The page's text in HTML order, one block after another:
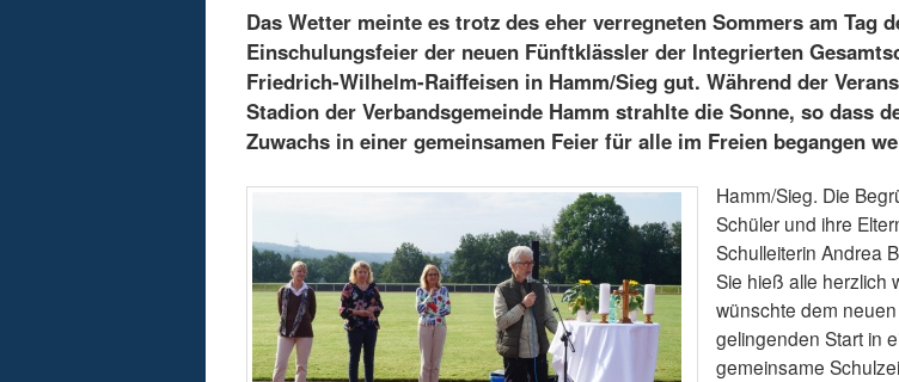
Das Wetter meinte es trotz des eher verregneten Sommers am Tag
Einschulungsfeier der neuen Fünftklässler der Integrierten
Friedrich-Wilhelm-Raiffeisen in Hamm/Sieg gut. Während der
Stadion der Verbandsgemeinde Hamm strahlte die Sonne, so dass
Zuwachs in einer gemeinsamen Feier für alle im Freien begangen
Hamm/Sieg. Die
Schüler und ihre
Schulleiterin Andrea
Sie hieß alle herzlich
wünschte dem
gelingenden Start in
gemeinsame